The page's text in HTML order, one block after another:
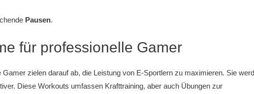
Pausen.
für professionelle Gamer
zielen darauf ab, die Leistung von E-Sportlern zu maximieren. Sie
Diese Workouts umfassen Krafttraining, aber auch Übungen zur